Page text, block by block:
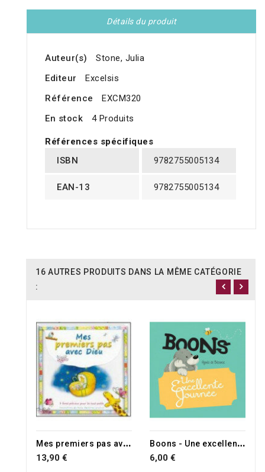
Détails du produit
Auteur(s)
Stone, Julia
Editeur
Excelsis
Référence
EXCM320
En stock
4 Produits
Références spécifiques
ISBN
9782755005134
EAN-13 9782755005134
16 AUTRES PRODUITS DANS LA MÊME CATÉGORIE
:
RUPTURE DE STOCK M
es premiers pas avec Dieu
13,90 €
B
oons - Une excellente journée
6,00 €